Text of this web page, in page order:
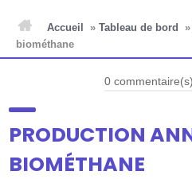
Accueil » Tableau de bord »
biométhane
0commentaire(s)
PRODUCTION
BIOMÉTHANE